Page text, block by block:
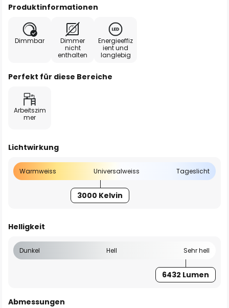
Produktinformationen
Dimmbar
Dimmer
nicht
enthalten
Energieeffiz
ient und
langlebig
Perfekt für diese Bereiche
Arbeitszim
mer
Lichtwirkung
Warmweiss Universalweiss Tageslicht
3000 Kelvin
Helligkeit
Dunkel Hell Sehr hell
6432 Lumen
Abmessungen